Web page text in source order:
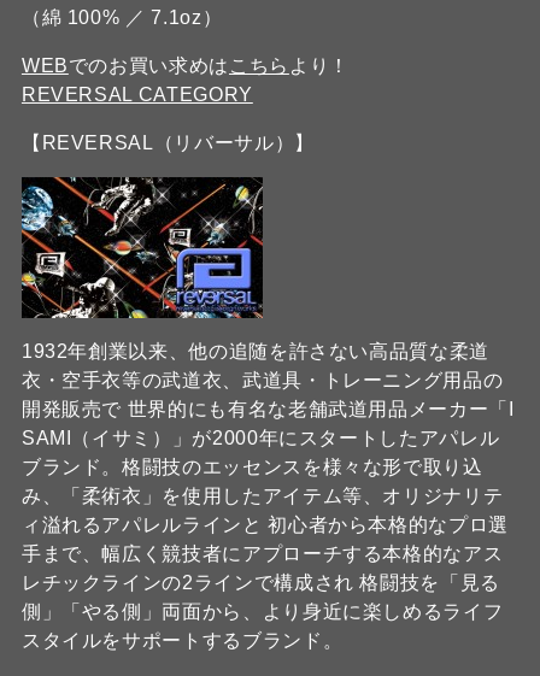
（綿 100% ／ 7.1oz）
WEBでのお買い求めは こちら より！
REVERSAL CATEGORY
【REVERSAL（リバーサル）】
1932年創業以来、他の追随を許さない高品質な柔道
衣・空手衣等の武道衣、武道具・トレーニング用品の
開発販売で 世界的にも有名な老舗武道用品メーカー「I
SAMI（イサミ）」が2000年にスタートしたアパレル
ブランド。格闘技のエッセンスを様々な形で取り込
み、「柔術衣」を使用したアイテム等、オリジナリテ
ィ溢れるアパレルラインと 初心者から本格的なプロ選
手まで、幅広く競技者にアプローチする本格的なアス
レチックラインの2ラインで構成され 格闘技を「見る
側」「やる側」両面から、より身近に楽しめるライフ
スタイルをサポートするブランド。